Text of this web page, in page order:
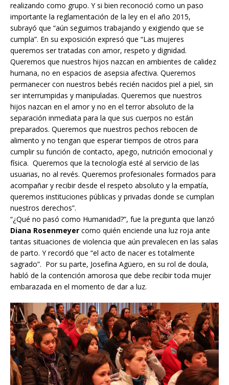
realizando como grupo. Y si bien reconoció como un paso
importante la reglamentación de la ley en el año 2015,
subrayó que “aún seguimos trabajando y exigiendo que se
cumpla”. En su exposición expresó que “Las mujeres
queremos ser tratadas con amor, respeto y dignidad.
Queremos que nuestros hijos nazcan en ambientes de calidez
humana, no en espacios de asepsia afectiva. Queremos
permanecer con nuestros bebés recién nacidos piel a piel, sin
ser interrumpidas y manipuladas. Queremos que nuestros
hijos nazcan en el amor y no en el terror absoluto de la
separación inmediata para la que sus cuerpos no están
preparados. Queremos que nuestros pechos rebocen de
alimento y no tengan que esperar tiempos de otros para
cumplir su función de contacto, apego, nutrición emocional y
física. Queremos que la tecnología esté al servicio de las
usuarias, no al revés. Queremos profesionales formados para
acompañar y recibir desde el respeto absoluto y la empatía,
queremos instituciones públicas y privadas donde se cumplan
nuestros derechos”.
“¿Qué no pasó como Humanidad?”, fue la pregunta que lanzó
Diana Rosenmeyer como quién enciende una luz roja ante
tantas situaciones de violencia que aún prevalecen en las salas
de parto. Y recordó que “el acto de nacer es totalmente
sagrado”. Por su parte, Josefina Agüero, en su rol de doula,
habló de la contención amorosa que debe recibir toda mujer
embarazada en el momento de dar a luz.